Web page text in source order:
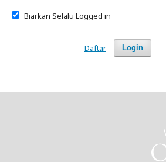
Biarkan Selalu Logged in
Login
Daftar